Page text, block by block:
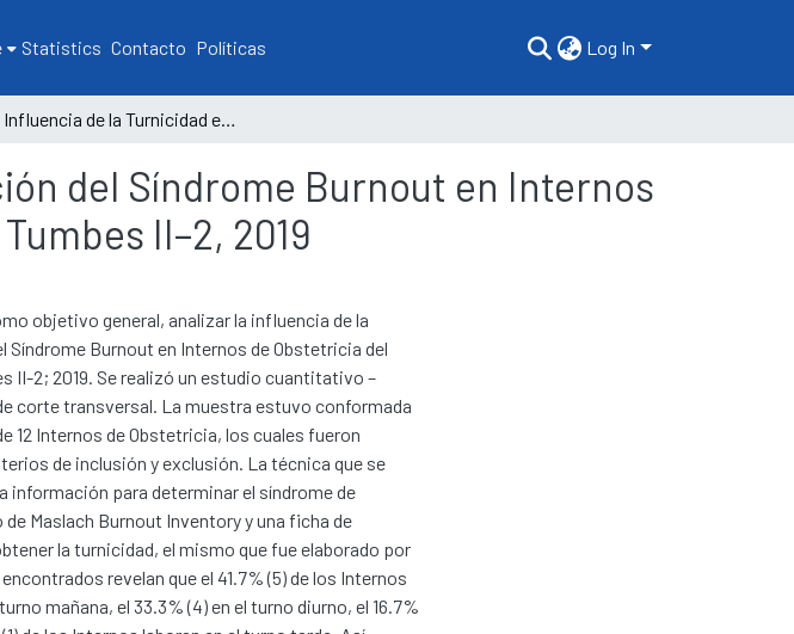
Statistics Contacto Políticas Log In
Influencia de la Turnicidad en la Aparición del Síndrome Burnout en Internos de Obstetricia del Hospital Regional de Tumbes II–2, 2019
del Síndrome Burnout en Internos
II–2, 2019
objetivo general, analizar la influencia de la
Síndrome Burnout en Internos de Obstetricia del
II-2; 2019. Se realizó un estudio cuantitativo –
corte transversal. La muestra estuvo conformada
12 Internos de Obstetricia, los cuales fueron
de inclusión y exclusión. La técnica que se
información para determinar el síndrome de
Maslach Burnout Inventory y una ficha de
la turnicidad, el mismo que fue elaborado por
revelan que el 41.7% (5) de los Internos
mañana, el 33.3% (4) en el turno diurno, el 16.7%